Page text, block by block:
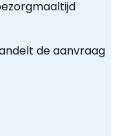
de aanvraag